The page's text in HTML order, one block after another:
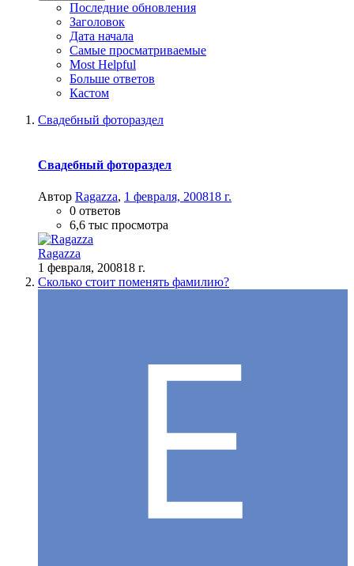
Последние обновления
Заголовок
Дата начала
Самые просматриваемые
Most Helpful
Больше ответов
Кастом
Свадебный фотораздел
Свадебный фотораздел
Автор Ragazza, 1 февраля, 200818 г.
0 ответов
6,6 тыс просмотра
Ragazza
1 февраля, 200818 г.
Сколько стоит поменять фамилию?